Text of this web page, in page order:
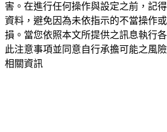
害。在進行任何操作與設定之前，記
資料，避免因為未依指示的不當操作
損。當您依照本文所提供之訊息執行
此注意事項並同意自行承擔可能之風
相關資訊